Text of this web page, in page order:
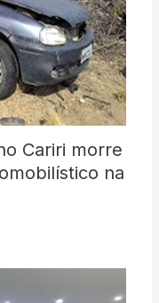
Cariri morre
na